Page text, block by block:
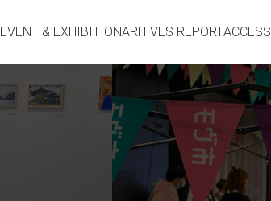
EVENT & EXHIBITIONARHIVES REPORTACCESS